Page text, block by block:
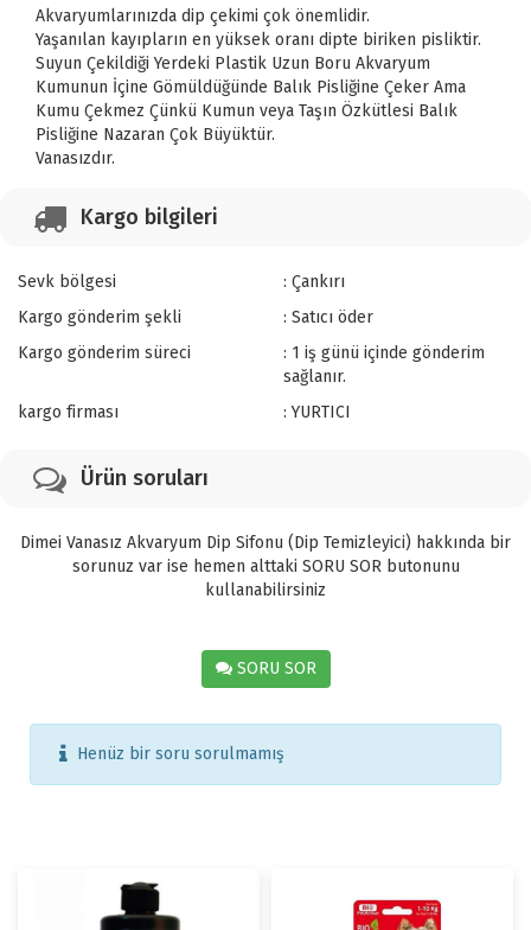
Akvaryumlarınızda dip çekimi çok önemlidir.
Yaşanılan kayıpların en yüksek oranı dipte biriken pisliktir.
Suyun Çekildiği Yerdeki Plastik Uzun Boru Akvaryum
Kumunun İçine Gömüldüğünde Balık Pisliğine Çeker Ama
Kumu Çekmez Çünkü Kumun veya Taşın Özkütlesi Balık
Pisliğine Nazaran Çok Büyüktür.
Vanasızdır.
Kargo bilgileri
Sevk bölgesi
: Çankırı
Kargo gönderim şekli
: Satıcı öder
Kargo gönderim süreci
: 1 iş günü içinde gönderim
sağlanır.
kargo firması
: YURTICI
Ürün soruları
Dimei Vanasız Akvaryum Dip Sifonu (Dip Temizleyici) hakkında bir
sorunuz var ise hemen alttaki SORU SOR butonunu
kullanabilirsiniz
SORU SOR
Henüz bir soru sorulmamış